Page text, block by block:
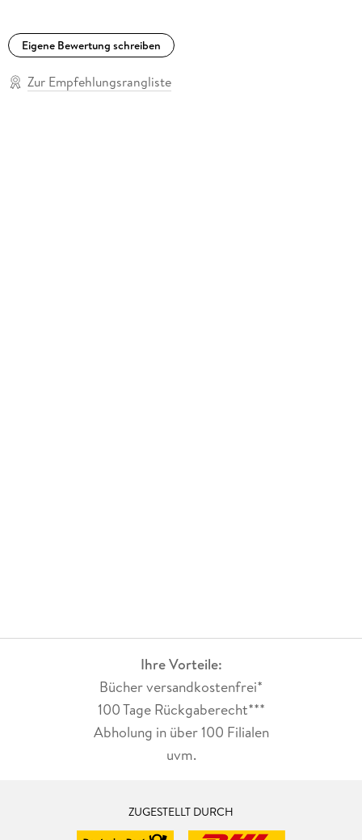
Eigene Bewertung schreiben
Zur Empfehlungsrangliste
Ihre Vorteile:
Bücher versandkostenfrei*
100 Tage Rückgaberecht***
Abholung in über 100 Filialen
uvm.
ZUGESTELLT DURCH